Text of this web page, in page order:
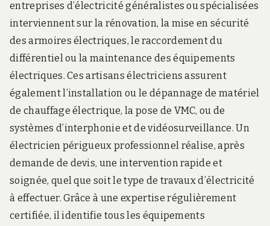
entreprises d’électricité généralistes ou spécialisées
interviennent sur la rénovation, la mise en sécurité
des armoires électriques, le raccordement du
différentiel ou la maintenance des équipements
électriques. Ces artisans électriciens assurent
également l’installation ou le dépannage de matériel
de chauffage électrique, la pose de VMC, ou de
systèmes d’interphonie et de vidéosurveillance. Un
électricien périgueux professionnel réalise, après
demande de devis, une intervention rapide et
soignée, quel que soit le type de travaux d’électricité
à effectuer. Grâce à une expertise régulièrement
certifiée, il identifie tous les équipements